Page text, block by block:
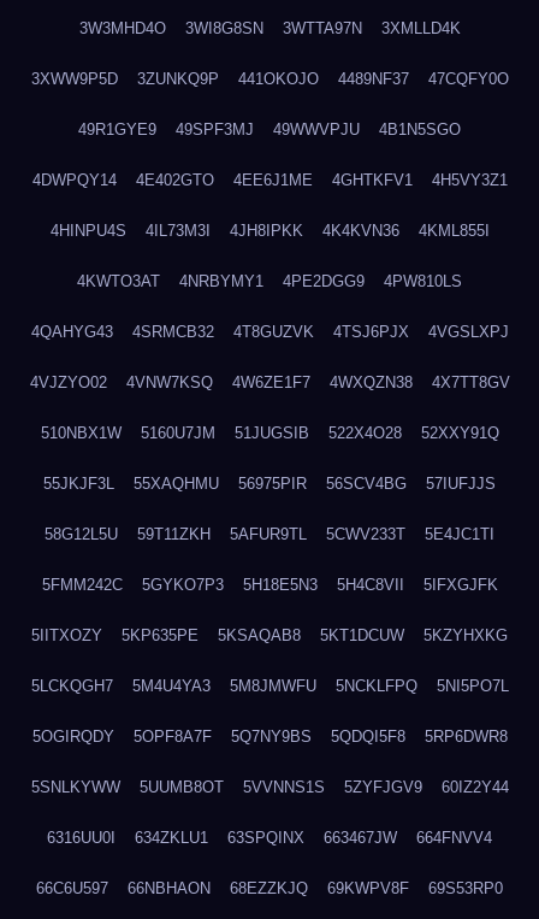
3W3MHD4O 3WI8G8SN 3WTTA97N 3XMLLD4K
3XWW9P5D 3ZUNKQ9P 441OKOJO 4489NF37 47CQFY0O
49R1GYE9 49SPF3MJ 49WWVPJU 4B1N5SGO
4DWPQY14 4E402GTO 4EE6J1ME 4GHTKFV1 4H5VY3Z1
4HINPU4S 4IL73M3I 4JH8IPKK 4K4KVN36 4KML855I
4KWTO3AT 4NRBYMY1 4PE2DGG9 4PW810LS
4QAHYG43 4SRMCB32 4T8GUZVK 4TSJ6PJX 4VGSLXPJ
4VJZYO02 4VNW7KSQ 4W6ZE1F7 4WXQZN38 4X7TT8GV
510NBX1W 5160U7JM 51JUGSIB 522X4O28 52XXY91Q
55JKJF3L 55XAQHMU 56975PIR 56SCV4BG 57IUFJJS
58G12L5U 59T11ZKH 5AFUR9TL 5CWV233T 5E4JC1TI
5FMM242C 5GYKO7P3 5H18E5N3 5H4C8VII 5IFXGJFK
5IITXOZY 5KP635PE 5KSAQAB8 5KT1DCUW 5KZYHXKG
5LCKQGH7 5M4U4YA3 5M8JMWFU 5NCKLFPQ 5NI5PO7L
5OGIRQDY 5OPF8A7F 5Q7NY9BS 5QDQI5F8 5RP6DWR8
5SNLKYWW 5UUMB8OT 5VVNNS1S 5ZYFJGV9 60IZ2Y44
6316UU0I 634ZKLU1 63SPQINX 663467JW 664FNVV4
66C6U597 66NBHAON 68EZZKJQ 69KWPV8F 69S53RP0